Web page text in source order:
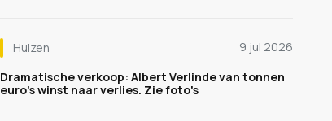
Huizen
9 jul 2026
Dramatische verkoop: Albert Verlinde van tonnen
euro's winst naar verlies. Zie foto's